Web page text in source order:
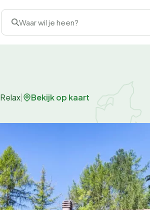
Waar wil je heen?
Relax Bekijk op kaart